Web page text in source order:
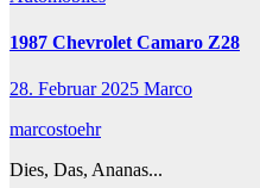
1987 Chevrolet Camaro Z28
28. Februar 2025 Marco
marcostoehr
Dies, Das, Ananas...